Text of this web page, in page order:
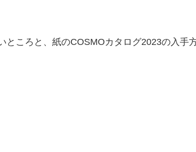
ところと、紙のCOSMOカタログ2023の入手